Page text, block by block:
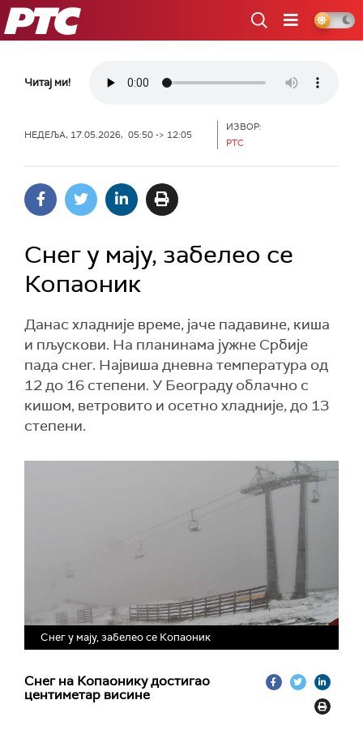
РТС
Читај ми!
НЕДЕЉА, 17.05.2026, 05:50 -> 12:05
ИЗВОР:
РТС
Снег у мају, забелео се
Копаоник
Данас хладније време, јаче падавине, киша
и пљускови. На планинама јужне Србије
пада снег. Највиша дневна температура од
12 до 16 степени. У Београду облачно с
кишом, ветровито и осетно хладније, до 13
степени.
Снег у мају, забелео се Копаоник
Снег на Копаонику достигао
центиметар висине